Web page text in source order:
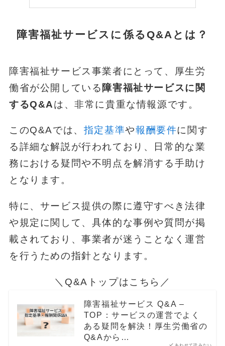
障害福祉サービスに係るQ&Aとは？
障害福祉サービス事業者にとって、厚生労
働省が公開している 障害福祉サービスに関
するQ&Aは、非常に貴重な情報源です。
このQ&Aでは、 指定基準や報酬要件に関す
る詳細な解説が行われており、日常的な業
務における疑問や不明点を解消する手助け
となります。
特に、サービス提供の際に遵守すべき法律
や規定に関して、具体的な事例や質問が掲
載されており、事業者が迷うことなく運営
を行うための指針となります。
＼Q&Aトップはこちら／
障害福祉サービス Q&A –
TOP：サービスの運営でよく
ある疑問を解決！厚生労働省の
Q&Aから…